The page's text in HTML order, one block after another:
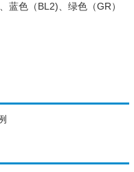
蓝色（BL2)、绿色（GR）